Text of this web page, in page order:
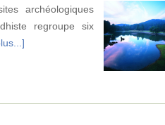
archéologiques
regroupe six